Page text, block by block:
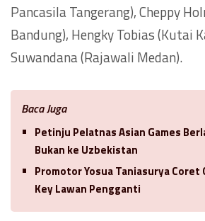
Pancasila Tangerang), Cheppy
Bandung), Hengky Tobias (Kutai
Suwandana (Rajawali Medan).
Baca Juga
Petinju Pelatnas Asian Games
Bukan ke Uzbekistan
Promotor Yosua Taniasurya Coret
Key Lawan Pengganti